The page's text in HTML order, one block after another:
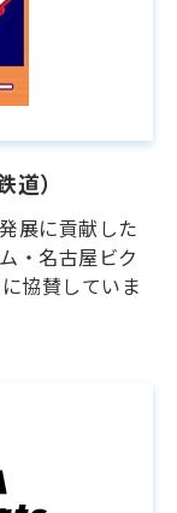
道）
展に貢献した
・名古屋ビク
協賛していま